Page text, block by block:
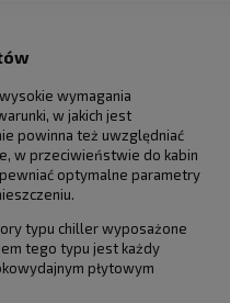
wymagania
w jakich jest
powinna też uwzględniać
w przeciwieństwie do kabin
optymalne parametry
typu chiller wyposażone
tego typu jest każdy
płytowym